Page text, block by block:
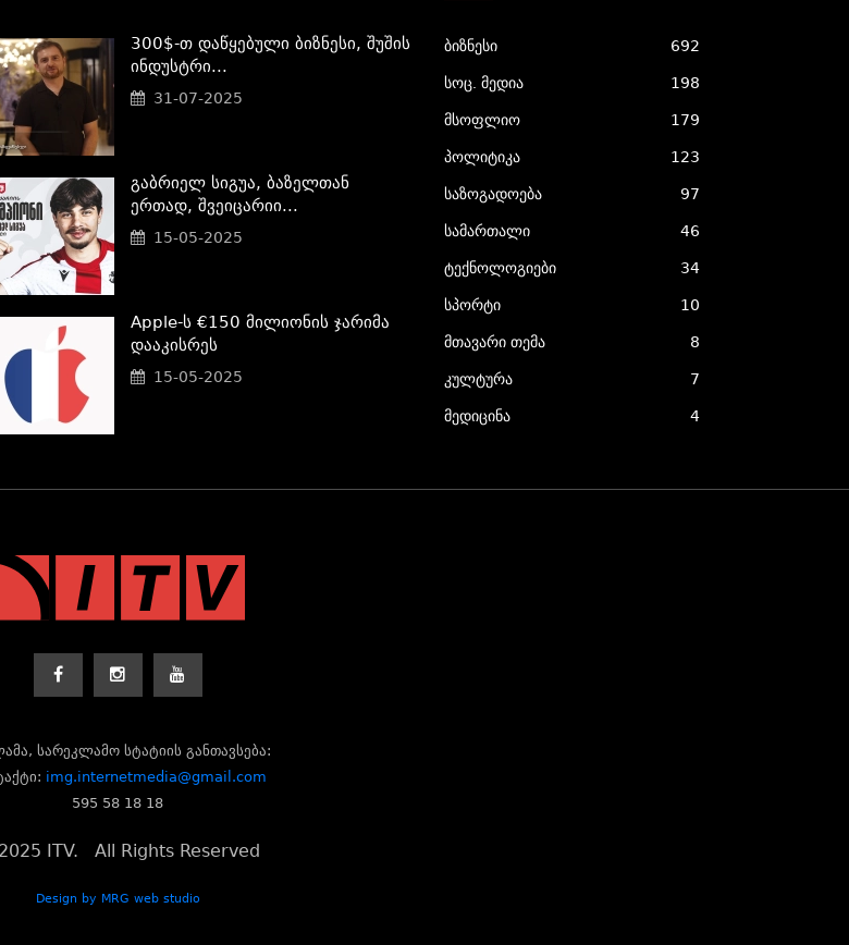
300$-Თ Დაწყებული Ბიზნესი, Შუშის
Ინდუსტრი...
31-07-2025
Გაბრიელ Სიგუა, Ბაზელთან
Ერთად, Შვეიცარიი...
15-05-2025
Apple-Ს €150 Მილიონის Ჯარიმა
Დააკისრეს
15-05-2025
ბიზნესი 692
სოც. მედია 198
მსოფლიო 179
პოლიტიკა 123
საზოგადოება 97
სამართალი 46
ტექნოლოგიები 34
სპორტი 10
მთავარი თემა 8
კულტურა 7
მედიცინა 4
სარეკლამო სტატიის განთავსება:
img.internetmedia@gmail.com
595 58 18 18
ITV. All Rights Reserved
Design by MRG web studio